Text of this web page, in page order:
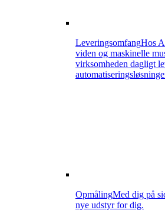
LeveringsomfangHos
viden og maskinelle
virksomheden dagligt
OpmålingMed dig på
nye udstyr for dig.